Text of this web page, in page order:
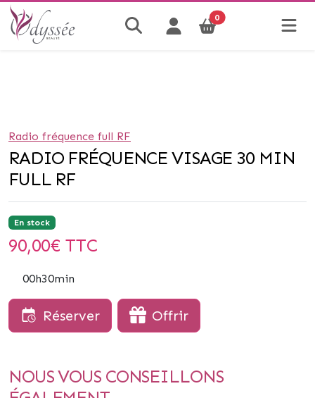
0
Radio fréquence full RF
RADIO FRÉQUENCE VISAGE 30 MIN
FULL RF
En stock
90,00€ TTC
00h30min
Réserver Offrir
NOUS VOUS CONSEILLONS